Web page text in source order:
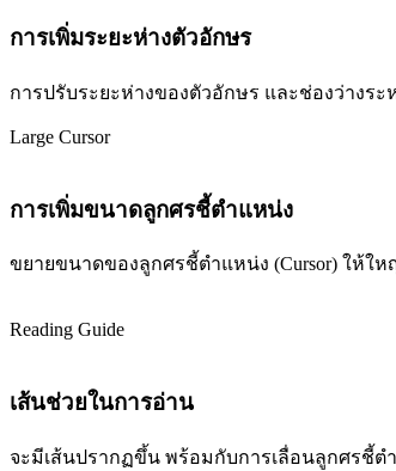
การเพิ่มระยะห่างตัวอักษร
การปรับระยะห่างของตัวอักษร และช่องว่างร
Large Cursor
การเพิ่มขนาดลูกศรชี้ตำแหน่ง
ขยายขนาดของลูกศรชี้ตำแหน่ง (Cursor) ให้ให
Reading Guide
เส้นช่วยในการอ่าน
จะมีเส้นปรากฏขึ้น พร้อมกับการเลื่อนลูกศรชี้